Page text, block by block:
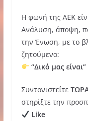
Η φωνή της ΑΕΚ
Ανάλυση, άποψη,
την Ένωση, με το
ζητούμενο:
“Δικό μας είναι”
Συντονιστείτε
στηρίξτε την
Like